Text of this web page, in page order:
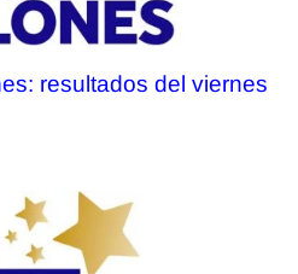
resultados del viernes